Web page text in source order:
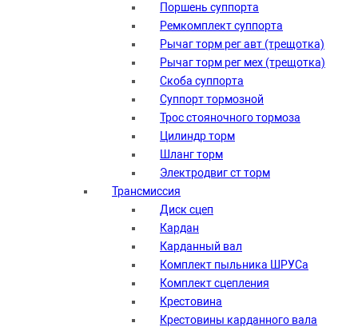
Поршень суппорта
Ремкомплект суппорта
Рычаг торм рег авт (трещотка)
Рычаг торм рег мех (трещотка)
Скоба суппорта
Суппорт тормозной
Трос стояночного тормоза
Цилиндр торм
Шланг торм
Электродвиг ст торм
Трансмиссия
Диск сцеп
Кардан
Карданный вал
Комплект пыльника ШРУСа
Комплект сцепления
Крестовина
Крестовины карданного вала